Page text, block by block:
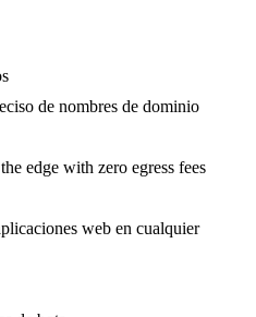
de nombres de dominio
edge with zero egress fees
web en cualquier